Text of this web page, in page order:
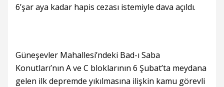
6’şar aya kadar hapis cezası istemiyle dava açıldı.
Güneşevler Mahallesi’ndeki Bad-ı Saba
Konutları’nın A ve C bloklarının 6 Şubat’ta meydana
gelen ilk depremde yıkılmasına ilişkin kamu görevli